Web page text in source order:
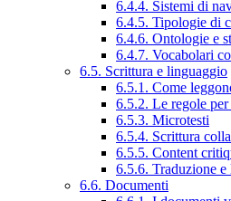
6.4.4. Sistemi di
6.4.5. Tipologie di
6.4.6. Ontologie e
6.4.7. Vocabolari
6.5. Scrittura e linguaggio
6.5.1. Come
6.5.2. Le regole
6.5.3. Microtesti
6.5.4. Scrittura
6.5.5. Content
6.5.6. Traduzione
6.6. Documenti